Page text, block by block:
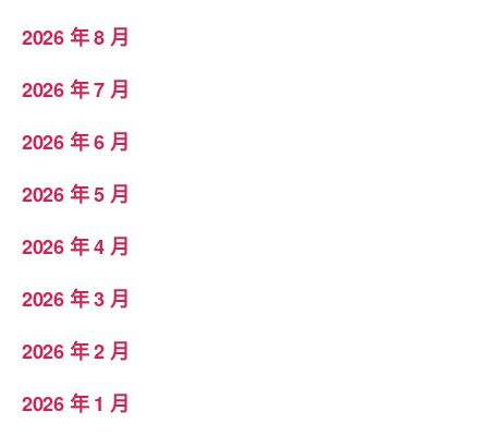
2026 年 8 月
2026 年 7 月
2026 年 6 月
2026 年 5 月
2026 年 4 月
2026 年 3 月
2026 年 2 月
2026 年 1 月